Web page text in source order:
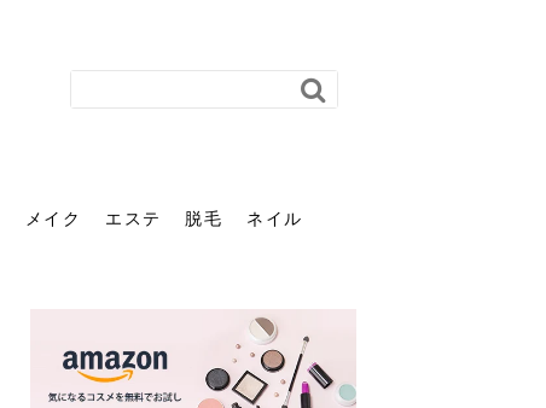
メイク エステ 脱毛 ネイル